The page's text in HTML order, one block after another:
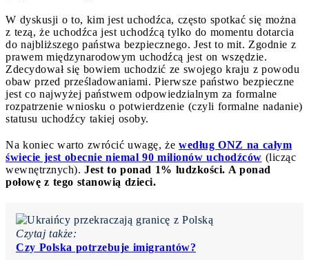
W dyskusji o to, kim jest uchodźca, często spotkać się można
z tezą, że uchodźca jest uchodźcą tylko do momentu dotarcia
do najbliższego państwa bezpiecznego. Jest to mit. Zgodnie z
prawem międzynarodowym uchodźcą jest on wszędzie.
Zdecydował się bowiem uchodzić ze swojego kraju z powodu
obaw przed prześladowaniami. Pierwsze państwo bezpieczne
jest co najwyżej państwem odpowiedzialnym za formalne
rozpatrzenie wniosku o potwierdzenie (czyli formalne nadanie)
statusu uchodźcy takiej osoby.
Na koniec warto zwrócić uwagę, że według ONZ na całym
świecie jest obecnie niemal 90 milionów uchodźców (licząc
wewnętrznych). Jest to ponad 1% ludzkości. A ponad
połowę z tego stanowią dzieci.
Czytaj także:
Czy Polska potrzebuje imigrantów?